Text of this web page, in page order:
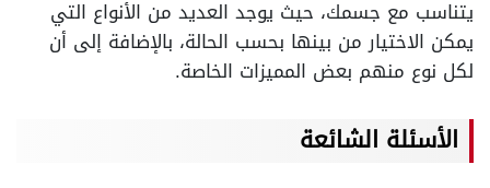
يتناسب مع جسمك، حيث يوجد العديد من الأنواع التي
يمكن الاختيار من بينها بحسب الحالة، بالإضافة إلى أن
لكل نوع منهم بعض المميزات الخاصة.
الأسئلة الشائعة